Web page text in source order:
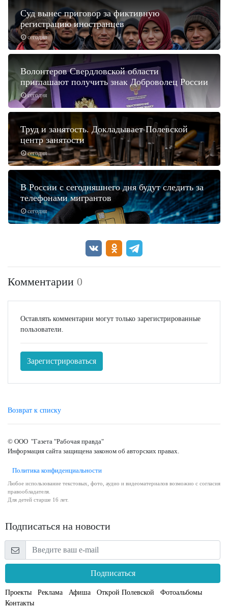
сегодня
Суд вынес приговор за фиктивную
регистрацию иностранцев
сегодня
Волонтеров Свердловской области
приглашают получить знак Доброволец России
сегодня
Труд и занятость. Докладывает Полевской
центр занятости
сегодня
В России с сегодняшнего дня будут следить за
телефонами мигрантов
Комментарии 0
Оставлять комментарии могут только зарегистрированные
пользователи.
Зарегистрироваться
Возврат к списку
© ООО "Газета "Рабочая правда"
Информация сайта защищена законом об авторских правах.
Политика конфиденциальности
Любое использование текстовых, фото, аудио и видеоматериалов возможно с согласия
правообладателя.
Для детей старше 16 лет.
Подписаться на новости
Подписаться
Проекты Реклама Афиша Открой Полевской
Фотоальбомы
Контакты